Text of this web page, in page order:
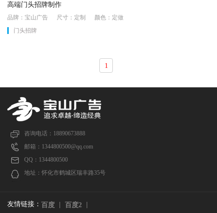
高端门头招牌制作
品牌：宝山广告 尺寸：定制 颜色：定做
门头招牌
1
咨询电话：18890673888
邮箱：1344800500@qq.com
QQ：1344800500
地址：怀化市鹤城区瑞丰路35号
友情链接： 百度 百度2